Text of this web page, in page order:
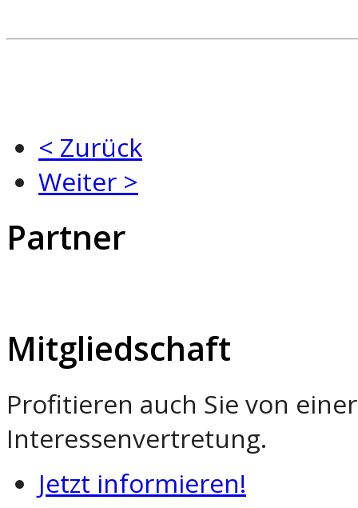
< Zurück
Weiter >
Partner
Mitgliedschaft
Profitieren auch Sie von
Interessenvertretung.
Jetzt informieren!